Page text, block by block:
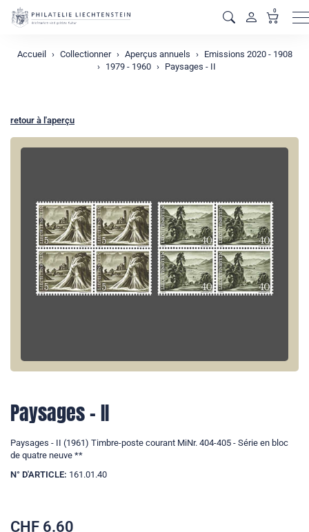
0
Accueil Collectionner Aperçus annuels
Emissions 2020 - 1908
1979 - 1960
Paysages - II
retour à l'aperçu
Paysages - II
Paysages - II (1961) Timbre-poste courant MiNr. 404-405 - Série en bloc
de quatre neuve **
N° D'ARTICLE: 161.01.40
CHF 6.60